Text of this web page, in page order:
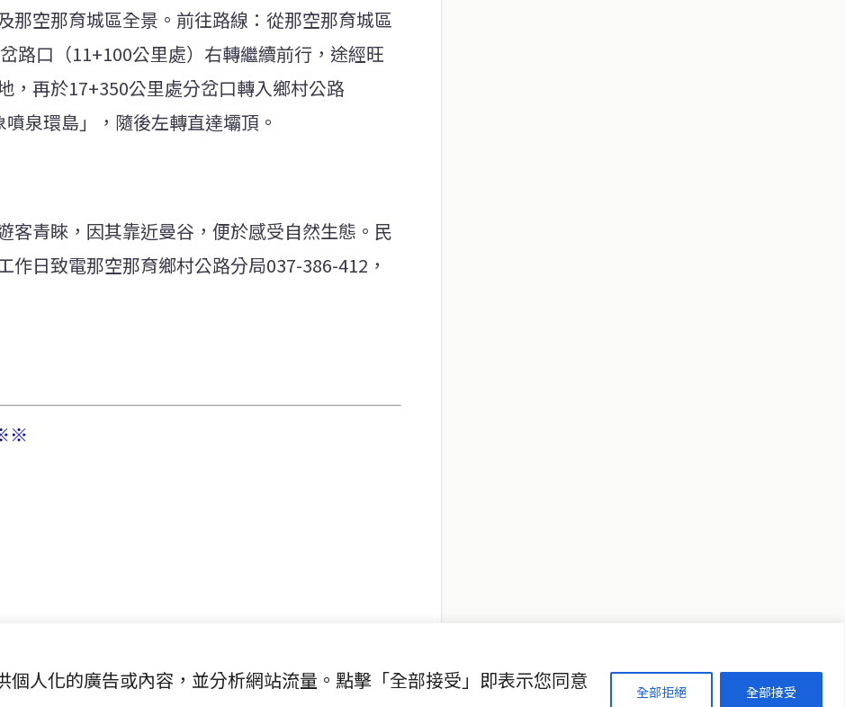
人化的廣告或內容，並分析網站流量。點擊「全部接受」即表示您同意
全部拒絕 全部接受
那空那育城區全景。前往路線：從那空那育城區
路口（11+100公里處）右轉繼續前行，途經旺
，再於17+350公里處分岔口轉入鄉村公路
泉環島」，隨後左轉直達壩頂。
客青睞，因其靠近曼谷，便於感受自然生態。民
作日致電那空那育鄉村公路分局037-386-412，
讀者提供即